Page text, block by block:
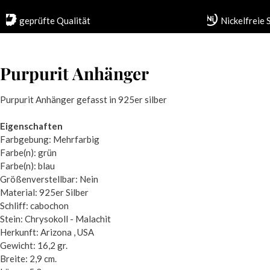
geprüfte Qualität Nickelfreie
Purpurit Anhänger
Purpurit Anhänger gefasst in 925er silber
Eigenschaften
Farbgebung: Mehrfarbig
Farbe(n): grün
Farbe(n): blau
Größenverstellbar: Nein
Material: 925er Silber
Schliff: cabochon
Stein: Chrysokoll - Malachit
Herkunft: Arizona , USA
Gewicht: 16,2 gr.
Breite: 2,9 cm.